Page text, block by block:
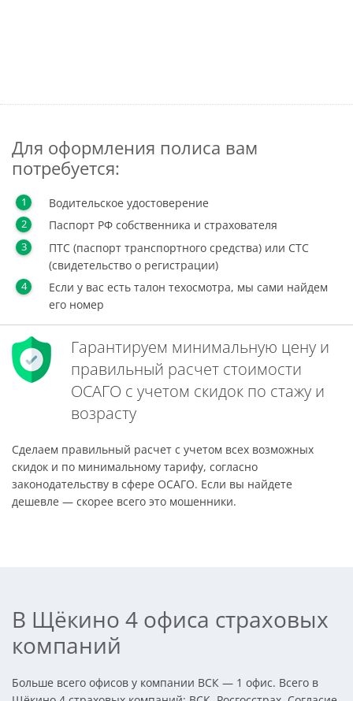
Для оформления полиса вам
потребуется:
Водительское удостоверение
Паспорт РФ собственника и страхователя
ПТС (паспорт транспортного средства) или СТС
(свидетельство о регистрации)
Если у вас есть талон техосмотра, мы сами найдем
его номер
Гарантируем минимальную цену и
правильный расчет стоимости
ОСАГО с учетом скидок по стажу и
возрасту
Сделаем правильный расчет с учетом всех возможных
скидок и по минимальному тарифу, согласно
законодательству в сфере ОСАГО. Если вы найдете
дешевле — скорее всего это мошенники.
В Щёкино 4 офиса страховых
компаний
Больше всего офисов у компании ВСК — 1 офис. Всего в